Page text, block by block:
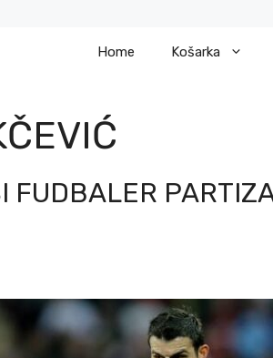
Home Košarka
FUDBALER